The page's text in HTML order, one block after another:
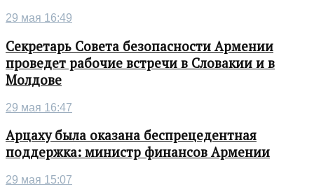
29 мая 16:49
Секретарь Совета безопасности Армении
проведет рабочие встречи в Словакии и в
Молдове
29 мая 16:47
Арцаху была оказана беспрецедентная
поддержка: министр финансов Армении
29 мая 15:07